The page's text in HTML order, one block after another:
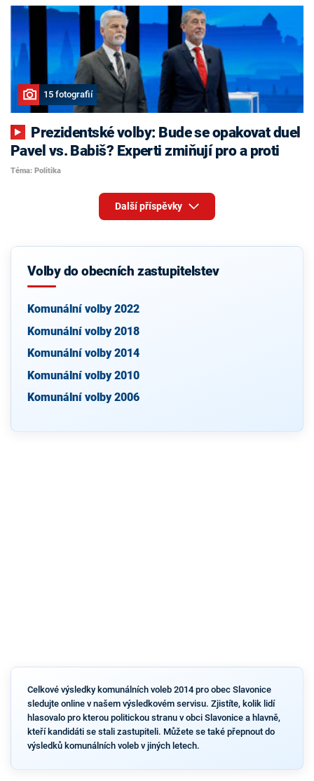
15 fotografií
Pavel vs. Babiš? Experti zmiňují pro a proti
Téma: Politika
Další příspěvky
Volby do obecních zastupitelstev
Komunální volby 2022
Komunální volby 2018
Komunální volby 2014
Komunální volby 2010
Komunální volby 2006
Celkové výsledky komunálních voleb 2014 pro obec Slavonice
sledujte online v našem výsledkovém servisu. Zjistíte, kolik lidí
hlasovalo pro kterou politickou stranu v obci Slavonice a hlavně,
kteří kandidáti se stali zastupiteli. Můžete se také přepnout do
výsledků komunálních voleb v jiných letech.